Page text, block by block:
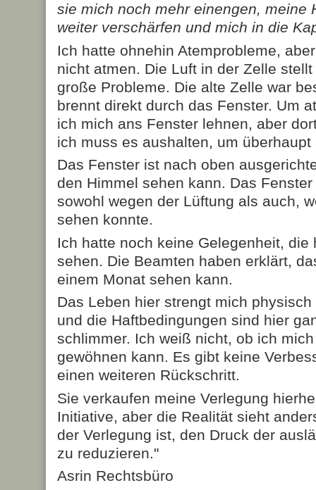
sie mich noch mehr einengen, meine
weiter verschärfen und mich in die
Ich hatte ohnehin Atemprobleme,
nicht atmen. Die Luft in der Zelle
große Probleme. Die alte Zelle war
brennt direkt durch das Fenster. Um
ich mich ans Fenster lehnen, aber
ich muss es aushalten, um
Das Fenster ist nach oben
den Himmel sehen kann. Das
sowohl wegen der Lüftung als auch,
sehen konnte.
Ich hatte noch keine Gelegenheit, die
sehen. Die Beamten haben erklärt,
einem Monat sehen kann.
Das Leben hier strengt mich
und die Haftbedingungen sind hier
schlimmer. Ich weiß nicht, ob ich
gewöhnen kann. Es gibt keine
einen weiteren Rückschritt.
Sie verkaufen meine Verlegung
Initiative, aber die Realität sieht
der Verlegung ist, den Druck der
zu reduzieren."
Asrin Rechtsbüro